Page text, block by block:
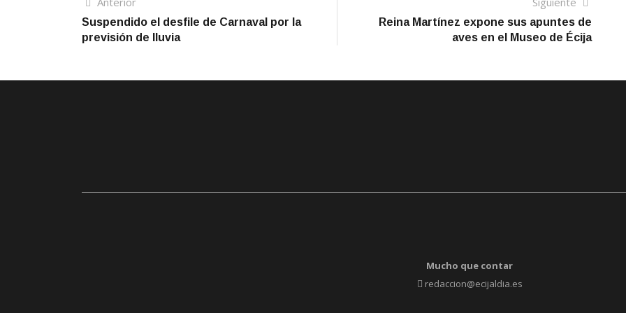
de
anterior
Suspendido el desfile de Carnaval por la
previsión de lluvia
Reina Martínez expone sus apuntes de
aves en el Museo de Écija
Mucho que contar
redaccion@ecijaldia.es